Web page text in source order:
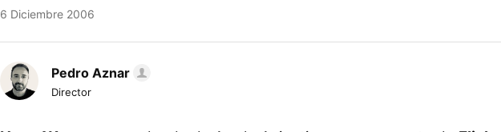
6 Diciembre 2006
Pedro Aznar
Director